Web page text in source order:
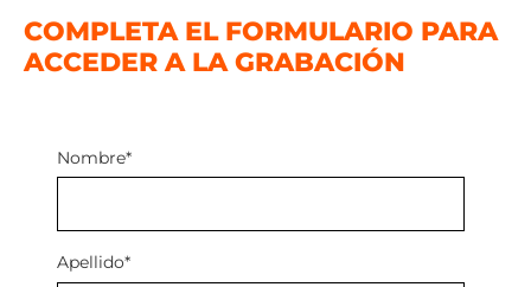
COMPLETA EL FORMULARIO PARA
ACCEDER A LA GRABACIÓN
Nombre*
Apellido*